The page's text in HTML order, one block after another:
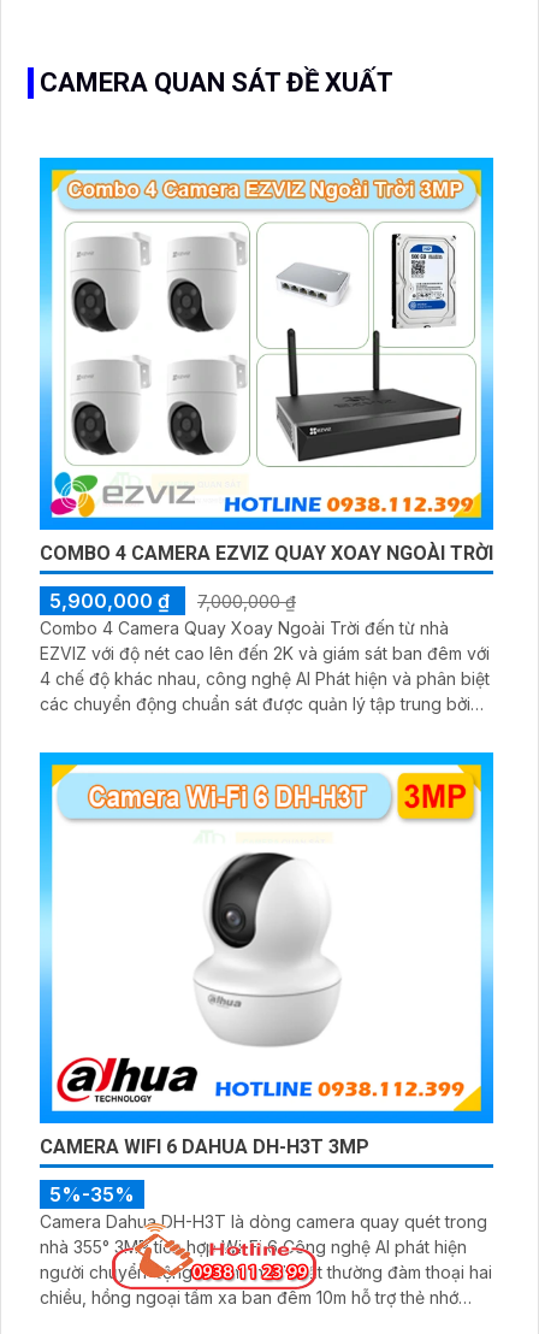
CAMERA QUAN SÁT ĐỀ XUẤT
COMBO 4 CAMERA EZVIZ QUAY XOAY NGOÀI TRỜI
5,900,000 ₫
7,000,000 ₫
Combo 4 Camera Quay Xoay Ngoài Trời đến từ nhà
EZVIZ với độ nét cao lên đến 2K và giám sát ban đêm với
4 chế độ khác nhau, công nghệ AI Phát hiện và phân biệt
các chuyển động chuẩn sát được quản lý tập trung bởi
CAMERA WIFI 6 DAHUA DH-H3T 3MP
5%-35%
Camera Dahua DH-H3T là dòng camera quay quét trong
nhà 355° 3MP tích hợp Wi-Fi 6 Công nghệ AI phát hiện
người chuyển động và âm thanh bất thường đàm thoại hai
chiều, hồng ngoại tầm xa ban đêm 10m hỗ trợ thẻ nhớ